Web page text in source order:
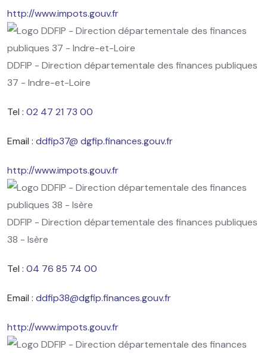
http://www.impots.gouv.fr
DDFIP - Direction départementale des finances publiques
37 - Indre-et-Loire
Tel : 02 47 21 73 00
Email : ddfip37@ dgfip.finances.gouv.fr
http://www.impots.gouv.fr
DDFIP - Direction départementale des finances publiques
38 - Isère
Tel : 04 76 85 74 00
Email : ddfip38@dgfip.finances.gouv.fr
http://www.impots.gouv.fr